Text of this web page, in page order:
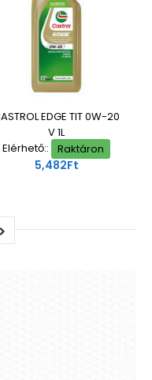
EDGE TIT 0W-20
V 1L
Elérhető::
Raktáron
5,482Ft